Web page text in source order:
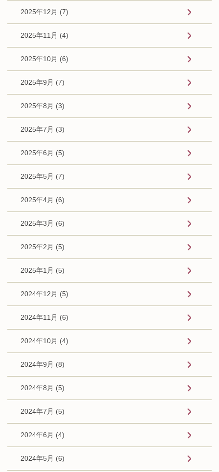
2025年12月 (7)
2025年11月 (4)
2025年10月 (6)
2025年9月 (7)
2025年8月 (3)
2025年7月 (3)
2025年6月 (5)
2025年5月 (7)
2025年4月 (6)
2025年3月 (6)
2025年2月 (5)
2025年1月 (5)
2024年12月 (5)
2024年11月 (6)
2024年10月 (4)
2024年9月 (8)
2024年8月 (5)
2024年7月 (5)
2024年6月 (4)
2024年5月 (6)